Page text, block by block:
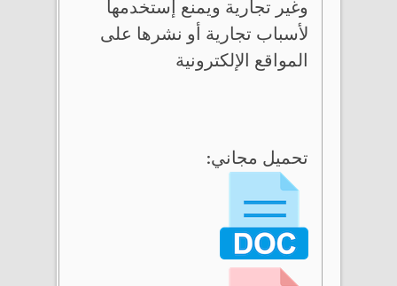
وغير تجارية ويمنع إستخدمها
لأسباب تجارية أو نشرها على
المواقع الإلكترونية
تحميل مجاني: